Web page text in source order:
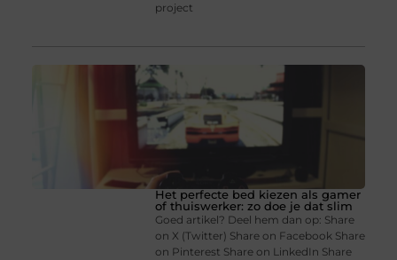
project
Het perfecte bed kiezen als gamer
of thuiswerker: zo doe je dat slim
Goed artikel? Deel hem dan op: Share
on X (Twitter) Share on Facebook Share
on Pinterest Share on LinkedIn Share